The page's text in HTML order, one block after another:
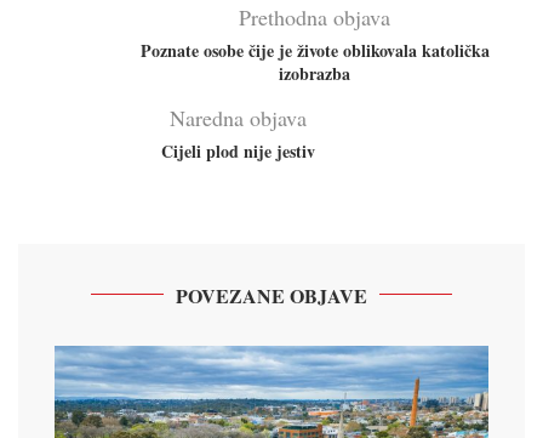
Prethodna objava
Poznate osobe čije je živote oblikovala katolička
izobrazba
Naredna objava
Cijeli plod nije jestiv
POVEZANE OBJAVE